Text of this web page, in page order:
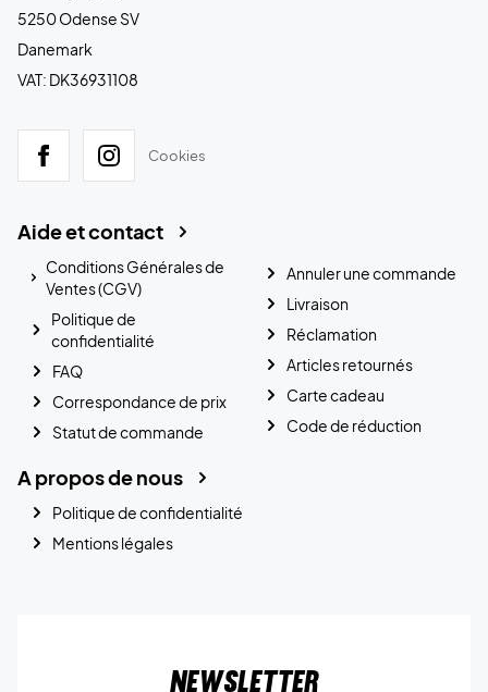
5250 Odense SV
Danemark
VAT: DK36931108
Cookies
Aide et contact
Conditions Générales de
Ventes (CGV)
Politique de
confidentialité
FAQ
Correspondance de prix
Statut de commande
Annuler une commande
Livraison
Réclamation
Articles retournés
Carte cadeau
Code de réduction
A propos de nous
Politique de confidentialité
Mentions légales
Newsletter